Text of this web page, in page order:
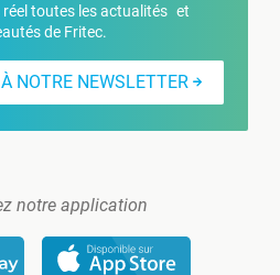
réel toutes les actualités et
de Fritec.
NOTRE NEWSLETTER
notre application